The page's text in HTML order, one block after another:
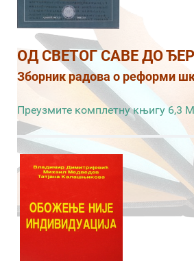
ОД СВЕТОГ САВЕ ДО
Зборник радова о реформи
Преузмите комплетну књигу 6,3